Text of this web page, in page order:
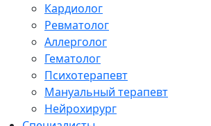
Кардиолог
Ревматолог
Аллерголог
Гематолог
Психотерапевт
Мануальный терапевт
Нейрохирург